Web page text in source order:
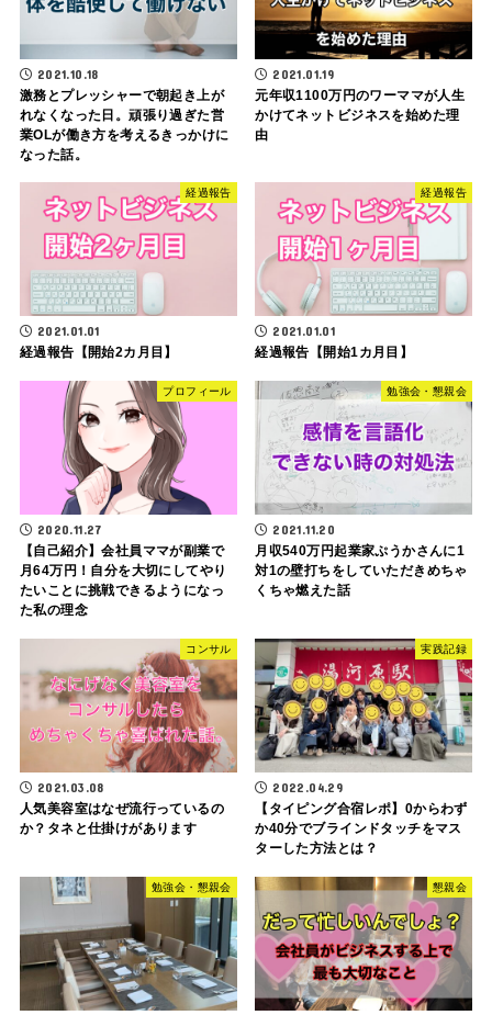
2021.10.18
激務とプレッシャーで朝起き上が
れなくなった日。頑張り過ぎた営
業OLが働き方を考えるきっかけに
なった話。
2021.01.19
元年収1100万円のワーママが人生
かけてネットビジネスを始めた理
由
経過報告
2021.01.01
経過報告【開始2カ月目】
経過報告
2021.01.01
経過報告【開始1カ月目】
プロフィール
2020.11.27
【自己紹介】会社員ママが副業で
月64万円！自分を大切にしてやり
たいことに挑戦できるようになっ
た私の理念
勉強会・懇親会
2021.11.20
月収540万円起業家ぷうかさんに1
対1の壁打ちをしていただきめちゃ
くちゃ燃えた話
コンサル
2021.03.08
人気美容室はなぜ流行っているの
か？タネと仕掛けがあります
実践記録
2022.04.29
【タイピング合宿レポ】0からわず
か40分でブラインドタッチをマス
ターした方法とは？
勉強会・懇親会 懇親会